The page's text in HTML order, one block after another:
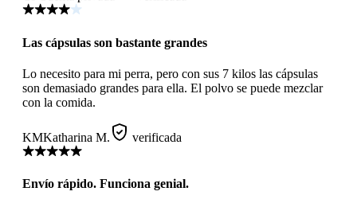
Las cápsulas son bastante grandes
Lo necesito para mi perra, pero con sus 7 kilos las cápsulas
son demasiado grandes para ella. El polvo se puede mezclar
con la comida.
KMKatharina M. verificada
Envío rápido. Funciona genial.